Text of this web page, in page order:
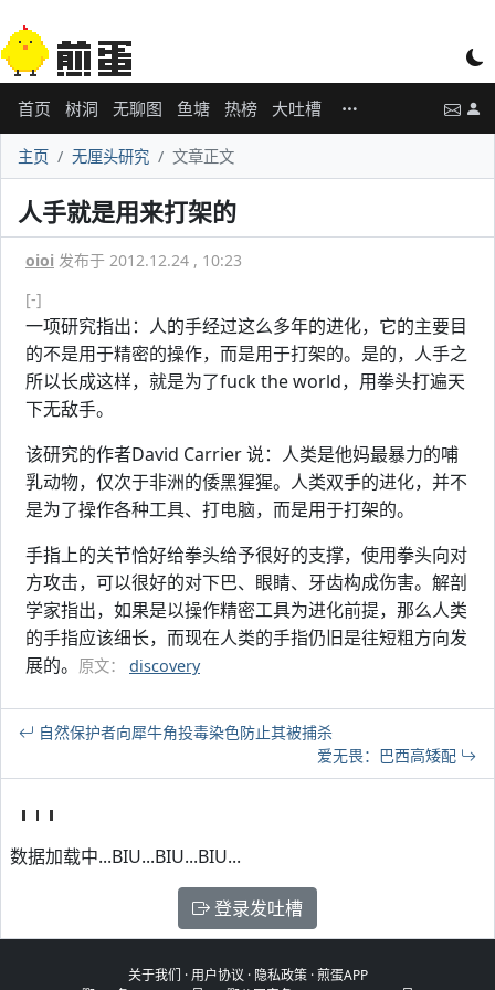
首页 树洞 无聊图 鱼塘 热榜 大吐槽
主页 无厘头研究 文章正文
人手就是用来打架的
oioi 发布于 2012.12.24 , 10:23
[-]
一项研究指出：人的手经过这么多年的进化，它的主要目
的不是用于精密的操作，而是用于打架的。是的，人手之
所以长成这样，就是为了fuck the world，用拳头打遍天
下无敌手。
该研究的作者David Carrier 说：人类是他妈最暴力的哺
乳动物，仅次于非洲的倭黑猩猩。人类双手的进化，并不
是为了操作各种工具、打电脑，而是用于打架的。
手指上的关节恰好给拳头给予很好的支撑，使用拳头向对
方攻击，可以很好的对下巴、眼睛、牙齿构成伤害。解剖
学家指出，如果是以操作精密工具为进化前提，那么人类
的手指应该细长，而现在人类的手指仍旧是往短粗方向发
展的。 原文： discovery
自然保护者向犀牛角投毒染色防止其被捕杀
爱无畏：巴西高矮配
数据加载中...BIU...BIU...BIU...
登录发吐槽
关于我们 ·用户协议 · 隐私政策·煎蛋APP